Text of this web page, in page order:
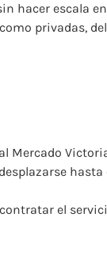
escala
privadas,
Mercado
el